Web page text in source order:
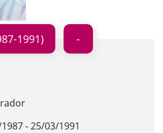
1991)
- 25/03/1991